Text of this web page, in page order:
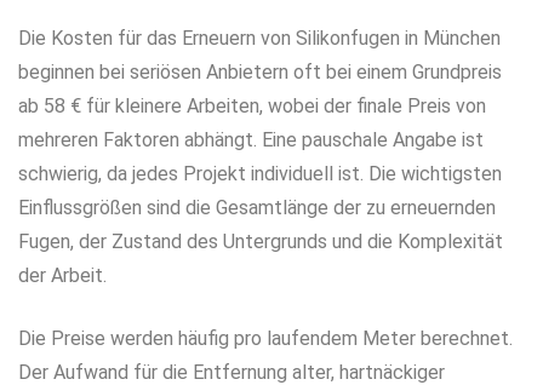
Die Kosten für das Erneuern von Silikonfugen in München
beginnen bei seriösen Anbietern oft bei einem Grundpreis
ab 58 € für kleinere Arbeiten, wobei der finale Preis von
mehreren Faktoren abhängt. Eine pauschale Angabe ist
schwierig, da jedes Projekt individuell ist. Die wichtigsten
Einflussgrößen sind die Gesamtlänge der zu erneuernden
Fugen, der Zustand des Untergrunds und die Komplexität
der Arbeit.
Die Preise werden häufig pro laufendem Meter berechnet.
Der Aufwand für die Entfernung alter, hartnäckiger